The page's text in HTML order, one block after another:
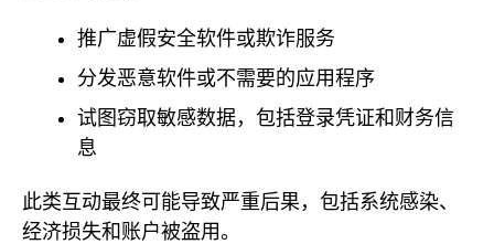
推广虚假安全软件或欺诈服务
分发恶意软件或不需要的应用程序
试图窃取敏感数据，包括登录凭证和财务信
息
此类互动最终可能导致严重后果，包括系统感染、
经济损失和账户被盗用。